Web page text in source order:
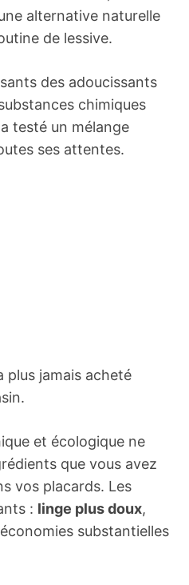
alternative naturelle
de lessive.
des adoucissants
chimiques
testé un mélange
ses attentes.
plus jamais acheté
et écologique ne
que vous avez
vos placards. Les
: linge plus doux,
substantielles